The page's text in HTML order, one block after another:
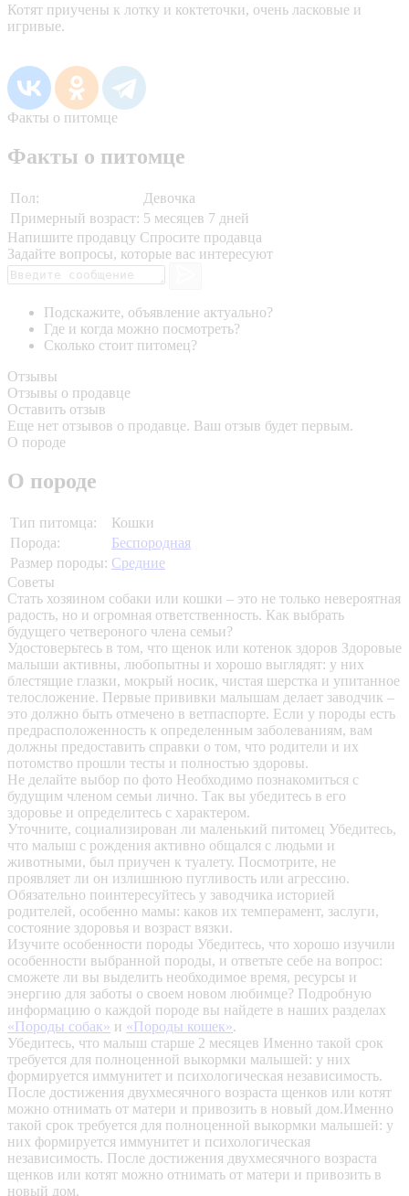
Котят приучены к лотку и коктеточки, очень ласковые и
игривые.
Факты о питомце
Факты о питомце
Пол:
Девочка
Примерный возраст: 5 месяцев 7 дней
Напишите продавцу Спросите продавца
Задайте вопросы, которые вас интересуют
Подскажите, объявление актуально?
Где и когда можно посмотреть?
Сколько стоит питомец?
Отзывы
Отзывы о продавце
Оставить отзыв
Еще нет отзывов о продавце. Ваш отзыв будет первым.
О породе
О породе
Тип питомца:
Кошки
Порода:
Беспородная
Размер породы: Средние
Советы
Стать хозяином собаки или кошки – это не только невероятная
радость, но и огромная ответственность. Как выбрать
будущего четвероного члена семьи?
Удостоверьтесь в том, что щенок или котенок здоров Здоровые
малыши активны, любопытны и хорошо выглядят: у них
блестящие глазки, мокрый носик, чистая шерстка и упитанное
телосложение. Первые прививки малышам делает заводчик –
это должно быть отмечено в ветпаспорте. Если у породы есть
предрасположенность к определенным заболеваниям, вам
должны предоставить справки о том, что родители и их
потомство прошли тесты и полностью здоровы.
Не делайте выбор по фото Необходимо познакомиться с
будущим членом семьи лично. Так вы убедитесь в его
здоровье и определитесь с характером.
Уточните, социализирован ли маленький питомец Убедитесь,
что малыш с рождения активно общался с людьми и
животными, был приучен к туалету. Посмотрите, не
проявляет ли он излишнюю пугливость или агрессию.
Обязательно поинтересуйтесь у заводчика историей
родителей, особенно мамы: каков их темперамент, заслуги,
состояние здоровья и возраст вязки.
Изучите особенности породы Убедитесь, что хорошо изучили
особенности выбранной породы, и ответьте себе на вопрос:
сможете ли вы выделить необходимое время, ресурсы и
энергию для заботы о своем новом любимце? Подробную
информацию о каждой породе вы найдете в наших разделах
«Породы собак» и «Породы кошек».
Убедитесь, что малыш старше 2 месяцев Именно такой срок
требуется для полноценной выкормки малышей: у них
формируется иммунитет и психологическая независимость.
После достижения двухмесячного возраста щенков или котят
можно отнимать от матери и привозить в новый дом.Именно
такой срок требуется для полноценной выкормки малышей: у
них формируется иммунитет и психологическая
независимость. После достижения двухмесячного возраста
щенков или котят можно отнимать от матери и привозить в
новый дом.